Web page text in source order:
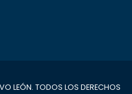
LEÓN. TODOS LOS DERECHOS